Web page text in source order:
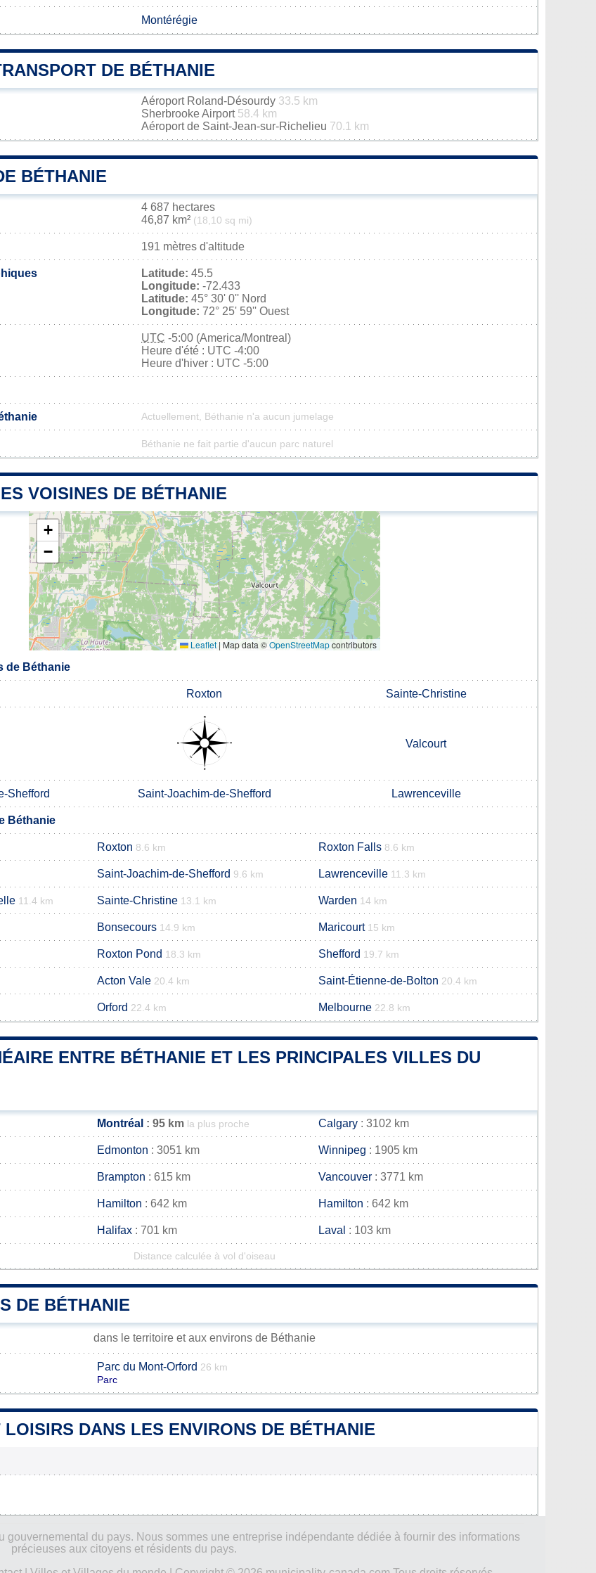
Montérégie
DE BÉTHANIE
Aéroport Roland-Désourdy 33.5 km
Sherbrooke Airport 58.4 km
Aéroport de Saint-Jean-sur-Richelieu 70.1 km
BÉTHANIE
4 687 hectares
46,87 km² (18,10 sq mi)
191 mètres d'altitude
Latitude: 45.5
Longitude: -72.433
Latitude: 45° 30' 0'' Nord
Longitude: 72° 25' 59'' Ouest
UTC -5:00 (America/Montreal)
Heure d'été : UTC -4:00
Heure d'hiver : UTC -5:00
Actuellement, Béthanie n'a aucun jumelage
Béthanie ne fait partie d'aucun parc naturel
VOISINES DE BÉTHANIE
+
−
Leaflet | Map data ©OpenStreetMapcontributors
de Béthanie
Roxton Sainte-Christine
Valcourt
Shefford Saint-Joachim-de-Shefford Lawrenceville
Béthanie
Roxton 8.6 km Roxton Falls 8.6 km
Saint-Joachim-de-Shefford 9.6 km Lawrenceville 11.3 km
11.4 km Sainte-Christine 13.1 km Warden 14 km
Bonsecours 14.9 km Maricourt 15 km
Roxton Pond 18.3 km Shefford 19.7 km
Acton Vale 20.4 km Saint-Étienne-de-Bolton 20.4 km
Orford 22.4 km Melbourne 22.8 km
ENTRE BÉTHANIE ET LES PRINCIPALES VILLES DU
Montréal : 95 km la plus proche Calgary : 3102 km
Edmonton : 3051 km Winnipeg : 1905 km
Brampton : 615 km Vancouver : 3771 km
Hamilton : 642 km Hamilton : 642 km
Halifax : 701 km Laval : 103 km
Distance calculée à vol d'oiseau
DE BÉTHANIE
dans le territoire et aux environs de Béthanie
Parc du Mont-Orford 26 km
Parc
DANS LES ENVIRONS DE BÉTHANIE
gouvernemental du pays. Nous sommes une entreprise indépendante dédiée à fournir des informations
précieuses aux citoyens et résidents du pays.